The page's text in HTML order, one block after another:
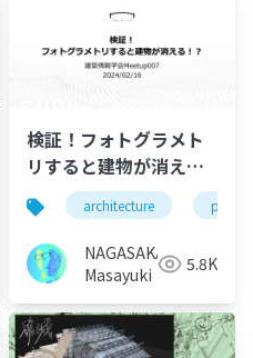
3d modeling blender
検証！フォトグラメト
リすると建物が消え
る！？ architecture
NAGASAKA
Masayuki
5.8K